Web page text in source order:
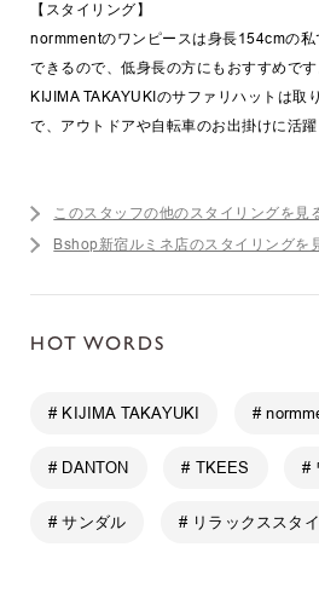
【スタイリング】
normmentのワンピースは身長154cmの私
できるので、低身長の方にもおすすめです
KIJIMA TAKAYUKIのサファリハットは取
で、アウトドアや自転車のお出掛けに活
このスタッフの他のスタイリングを見
Bshop新宿ルミネ店のスタイリングを
HOT WORDS
# KIJIMA TAKAYUKI #
# DANTON # TKEES #
# サンダル # リラックススタ